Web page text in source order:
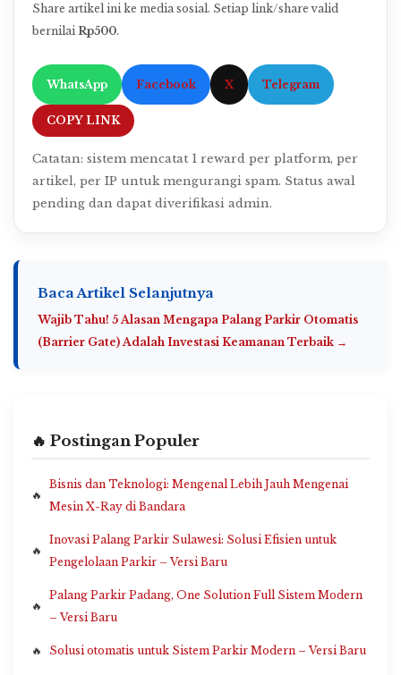
Share artikel ini ke media sosial. Setiap link/share valid
bernilai Rp500.
WhatsApp Facebook X Telegram
COPY LINK
Catatan: sistem mencatat 1 reward per platform, per
artikel, per IP untuk mengurangi spam. Status awal
pending dan dapat diverifikasi admin.
Baca Artikel Selanjutnya
Wajib Tahu! 5 Alasan Mengapa Palang Parkir Otomatis
(Barrier Gate) Adalah Investasi Keamanan Terbaik →
🔥 Postingan Populer
Bisnis dan Teknologi: Mengenal Lebih Jauh Mengenai
Mesin X-Ray di Bandara
Inovasi Palang Parkir Sulawesi: Solusi Efisien untuk
Pengelolaan Parkir – Versi Baru
Palang Parkir Padang, One Solution Full Sistem Modern
– Versi Baru
Solusi otomatis untuk Sistem Parkir Modern – Versi Baru